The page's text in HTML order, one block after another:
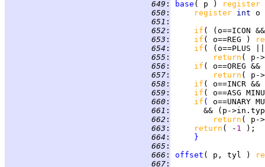
649 : base ( p )
register
650 : register int
651 :
652 : if ( (o==ICON
653 : if ( o==REG )
654 :
if
655 :
return
656 :
if
657 : return ( p-
658 : if ( o==INCR
659 : if ( o==ASG
660 : if (
661 :
&& (p-
662 : return ( p-
663 : return ( - 1
664 :
}
665 :
666 : offset ( p, tyl )
667 :